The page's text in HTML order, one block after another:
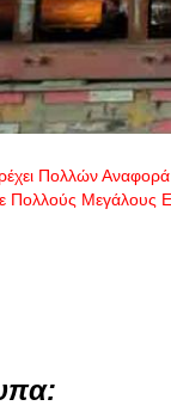
Πολλών Αναφορά
Πολλούς Μεγάλους